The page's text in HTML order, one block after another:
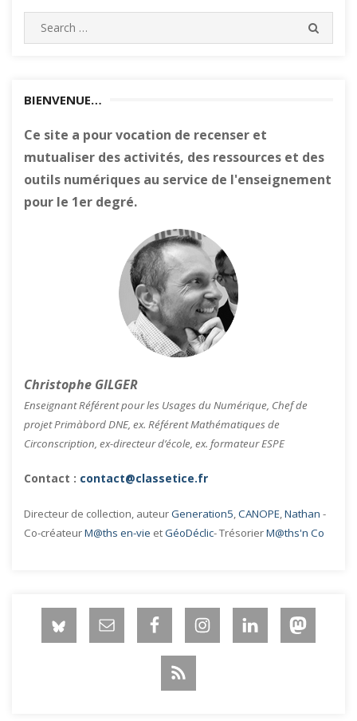
Search
for:
BIENVENUE…
Ce site a pour vocation de recenser et
mutualiser des activités, des ressources et des
outils numériques au service de l'enseignement
pour le 1er degré.
Christophe GILGER
Enseignant Référent pour les Usages du Numérique, Chef de
projet Primàbord DNE, ex. Référent Mathématiques de
Circonscription, ex-directeur d’école, ex. formateur ESPE
Contact : contact@classetice.fr
Directeur de collection, auteurGeneration5,CANOPE,Nathan -
Co-créateurM@ths en-vie etGéoDéclic- TrésorierM@ths'n Co